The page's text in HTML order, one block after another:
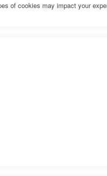
of cookies may impact your